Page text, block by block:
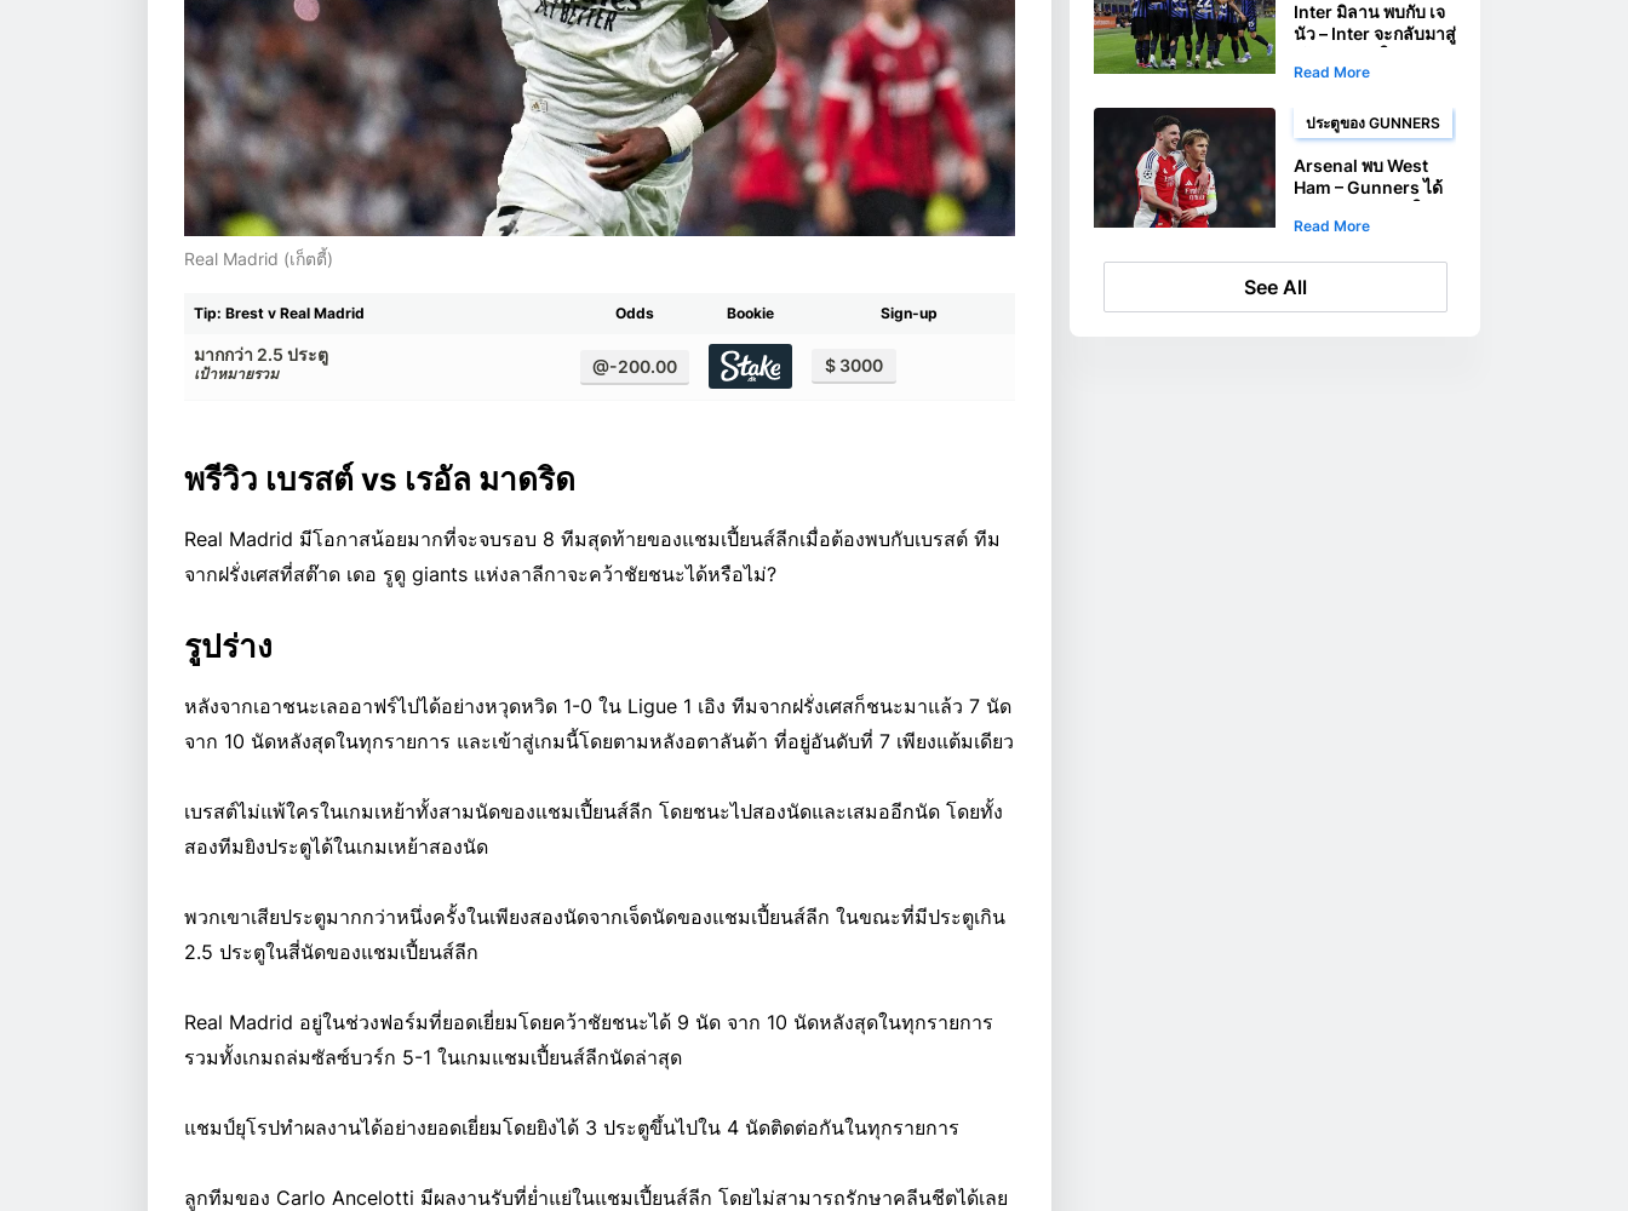
Real Madrid (เก็ตตี้)
Tip: Brest v Real Madrid Odds Bookie Sign-up
มากกว่า 2.5 ประตู
เป้าหมายรวม @-200.00 $ 3000
พรีวิว เบรสต์ vs เรอัล มาดริด
Real Madrid มีโอกาสน้อยมากที่จะจบรอบ 8 ทีมสุดท้ายของแชมเปี้ยนส์ลีกเมื่อต้องพบกับเบรสต์ ทีม
จากฝรั่งเศสที่สต๊าด เดอ รูดู giants แห่งลาลีกาจะคว้าชัยชนะได้หรือไม่?
รูปร่าง
หลังจากเอาชนะเลออาฟร์ไปได้อย่างหวุดหวิด 1-0 ใน Ligue 1 เอิง ทีมจากฝรั่งเศสก็ชนะมาแล้ว 7 นัด
จาก 10 นัดหลังสุดในทุกรายการ และเข้าสู่เกมนี้โดยตามหลังอตาลันต้า ที่อยู่อันดับที่ 7 เพียงแต้มเดียว
เบรสต์ไม่แพ้ใครในเกมเหย้าทั้งสามนัดของแชมเปี้ยนส์ลีก โดยชนะไปสองนัดและเสมออีกนัด โดยทั้ง
สองทีมยิงประตูได้ในเกมเหย้าสองนัด
พวกเขาเสียประตูมากกว่าหนึ่งครั้งในเพียงสองนัดจากเจ็ดนัดของแชมเปี้ยนส์ลีก ในขณะที่มีประตูเกิน
2.5 ประตูในสี่นัดของแชมเปี้ยนส์ลีก
Real Madrid อยู่ในช่วงฟอร์มที่ยอดเยี่ยมโดยคว้าชัยชนะได้ 9 นัด จาก 10 นัดหลังสุดในทุกรายการ
รวมทั้งเกมถล่มซัลซ์บวร์ก 5-1 ในเกมแชมเปี้ยนส์ลีกนัดล่าสุด
แชมป์ยุโรปทำผลงานได้อย่างยอดเยี่ยมโดยยิงได้ 3 ประตูขึ้นไปใน 4 นัดติดต่อกันในทุกรายการ
ลูกทีมของ Carlo Ancelotti มีผลงานรับที่ย่ำแย่ในแชมเปี้ยนส์ลีก โดยไม่สามารถรักษาคลีนชีตได้เลย
Inter มิลาน พบกับ เจ
นัว – Inter จะกลับมาสู่
A
Read More
ประตูของ GUNNERS
Arsenal พบ West
Ham – Gunners ได้
ตลาดประตูใน
Read More
See All